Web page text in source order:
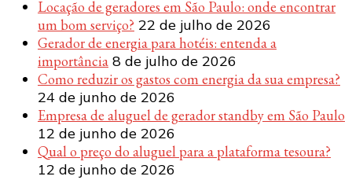
Locação de geradores em São Paulo: onde encontrar
um bom serviço? 22 de julho de 2026
Gerador de energia para hotéis: entenda a
importância 8 de julho de 2026
Como reduzir os gastos com energia da sua empresa?
24 de junho de 2026
Empresa de aluguel de gerador standby em São Paulo
12 de junho de 2026
Qual o preço do aluguel para a plataforma tesoura?
12 de junho de 2026